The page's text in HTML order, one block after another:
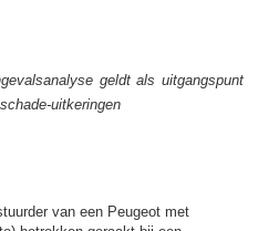
geldt als uitgangspunt
uitkeringen
van een Peugeot met